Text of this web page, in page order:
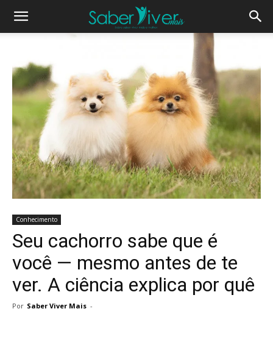
Conhecimento
Seu cachorro sabe que é
você — mesmo antes de te
ver. A ciência explica por quê
Por Saber Viver Mais -